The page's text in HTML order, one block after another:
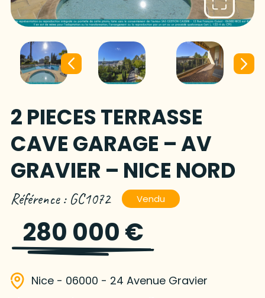
2 PIECES TERRASSE
CAVE GARAGE – AV
GRAVIER – NICE NORD
Référence : GC1072 Vendu
280 000 €
Nice - 06000 - 24 Avenue Gravier